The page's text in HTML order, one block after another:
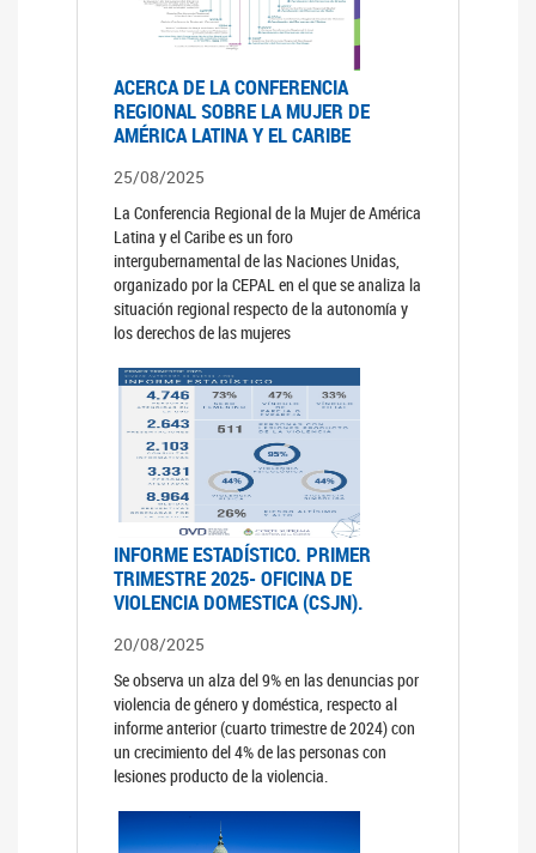
ACERCA DE LA CONFERENCIA
REGIONAL SOBRE LA MUJER DE
AMÉRICA LATINA Y EL CARIBE
25/08/2025
La Conferencia Regional de la Mujer de América
Latina y el Caribe es un foro
intergubernamental de las Naciones Unidas,
organizado por la CEPAL en el que se analiza la
situación regional respecto de la autonomía y
los derechos de las mujeres
INFORME ESTADÍSTICO. PRIMER
TRIMESTRE 2025- OFICINA DE
VIOLENCIA DOMESTICA (CSJN).
20/08/2025
Se observa un alza del 9% en las denuncias por
violencia de género y doméstica, respecto al
informe anterior (cuarto trimestre de 2024) con
un crecimiento del 4% de las personas con
lesiones producto de la violencia.